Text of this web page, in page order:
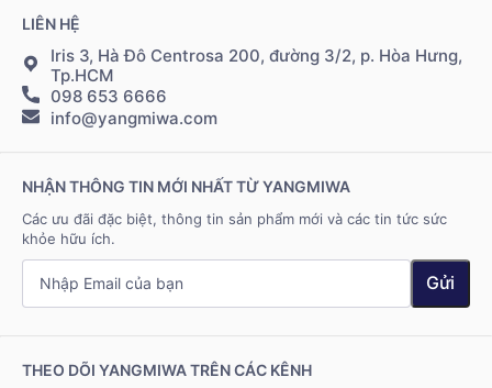
Điều khoản sử dụng
Đặt hàng & thanh toán
Giao hàng & vận chuyển
Hệ thống điểm bán
LIÊN HỆ
Iris 3, Hà Đô Centrosa 200, đường 3/2, p. Hòa Hưng,
Tp.HCM
098 653 6666
info@yangmiwa.com
NHẬN THÔNG TIN MỚI NHẤT TỪ YANGMIWA
Các ưu đãi đặc biệt, thông tin sản phẩm mới và các tin tức sức
khỏe hữu ích.
Gửi
THEO DÕI YANGMIWA TRÊN CÁC KÊNH